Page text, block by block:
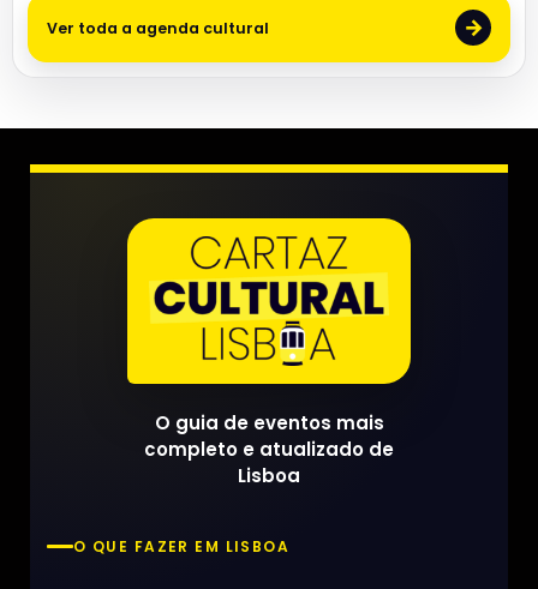
Ver toda a agenda cultural →
O guia de eventos mais
completo e atualizado de
Lisboa
O QUE FAZER EM LISBOA